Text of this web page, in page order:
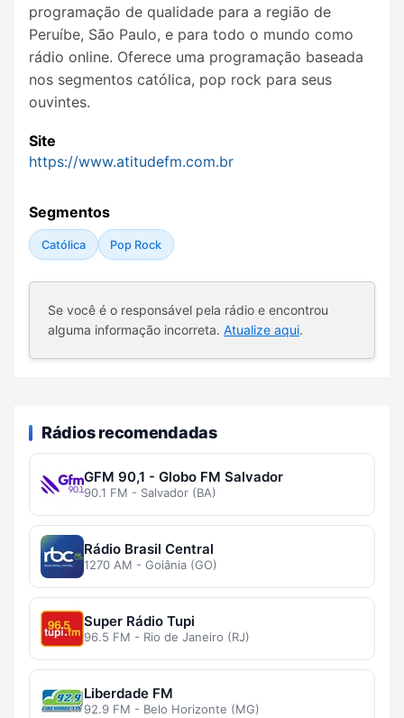
programação de qualidade para a região de
Peruíbe, São Paulo, e para todo o mundo como
rádio online. Oferece uma programação baseada
nos segmentos católica, pop rock para seus
ouvintes.
Site
https://www.atitudefm.com.br
Segmentos
Católica Pop Rock
Se você é o responsável pela rádio e encontrou
alguma informação incorreta. Atualize aqui.
Rádios recomendadas
GFM 90,1 - Globo FM Salvador
90.1 FM - Salvador (BA)
Rádio Brasil Central
1270 AM - Goiânia (GO)
Super Rádio Tupi
96.5 FM - Rio de Janeiro (RJ)
Liberdade FM
92.9 FM - Belo Horizonte (MG)